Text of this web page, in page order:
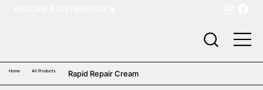
Home All Products Rapid Repair Cream